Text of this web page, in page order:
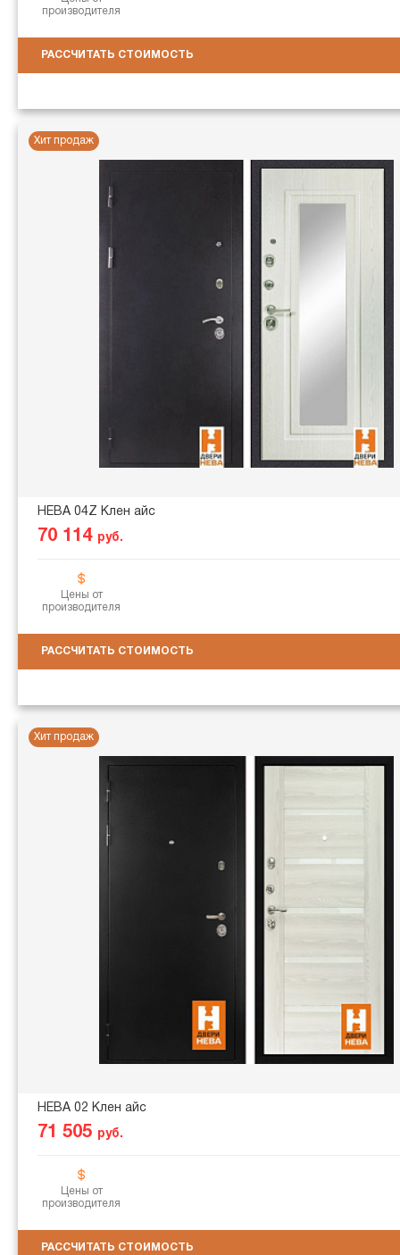
производителя
РАССЧИТАТЬ СТОИМОСТЬ
Хит продаж
НЕВА 04Z Клен айс
70 114 руб.
Цены от
производителя
РАССЧИТАТЬ СТОИМОСТЬ
Хит продаж
НЕВА 02 Клен айс
71 505 руб.
Цены от
производителя
РАССЧИТАТЬ СТОИМОСТЬ